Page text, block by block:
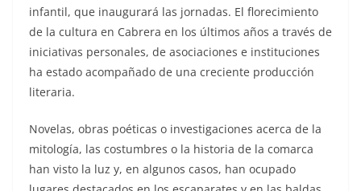
infantil, que inaugurará las jornadas. El florecimiento
de la cultura en Cabrera en los últimos años a través de
iniciativas personales, de asociaciones e instituciones
ha estado acompañado de una creciente producción
literaria.
Novelas, obras poéticas o investigaciones acerca de la
mitología, las costumbres o la historia de la comarca
han visto la luz y, en algunos casos, han ocupado